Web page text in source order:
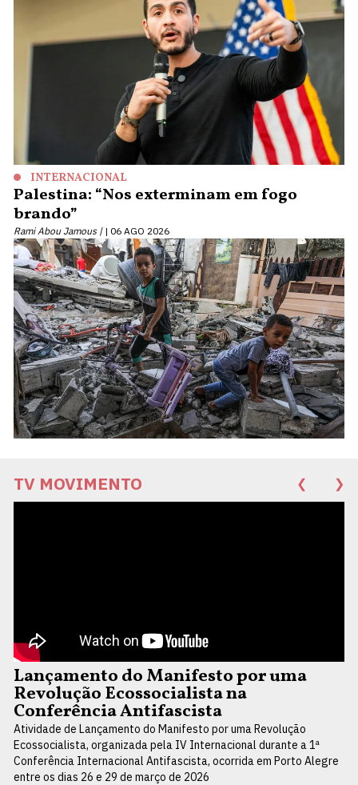
INTERNACIONAL
Palestina: “Nos exterminam em fogo
brando”
Rami Abou Jamous | 06 AGO 2026
TV MOVIMENTO ❮ ❯
Lançamento do Manifesto por uma
Revolução Ecossocialista na
Conferência Antifascista
Atividade de Lançamento do Manifesto por uma Revolução
Ecossocialista, organizada pela IV Internacional durante a 1ª
Conferência Internacional Antifascista, ocorrida em Porto Alegre
entre os dias 26 e 29 de março de 2026